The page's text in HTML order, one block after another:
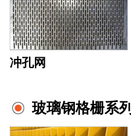
冲孔网
玻璃钢格栅系列